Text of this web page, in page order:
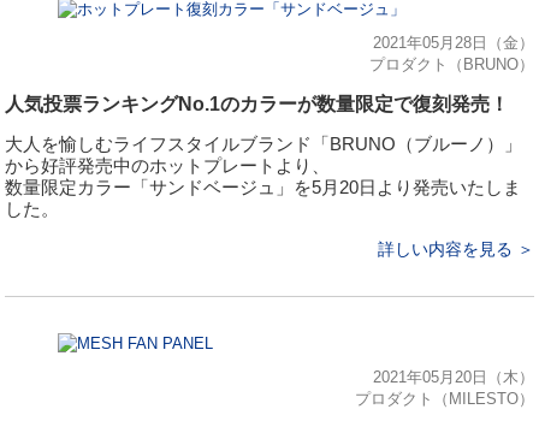
2021年05月28日（金）
プロダクト（BRUNO）
人気投票ランキングNo.1のカラーが数量限定で復刻発売！
大人を愉しむライフスタイルブランド「BRUNO（ブルーノ）」
から好評発売中のホットプレートより、
数量限定カラー「サンドベージュ」を5月20日より発売いたしま
した。
詳しい内容を見る ＞
2021年05月20日（木）
プロダクト（MILESTO）